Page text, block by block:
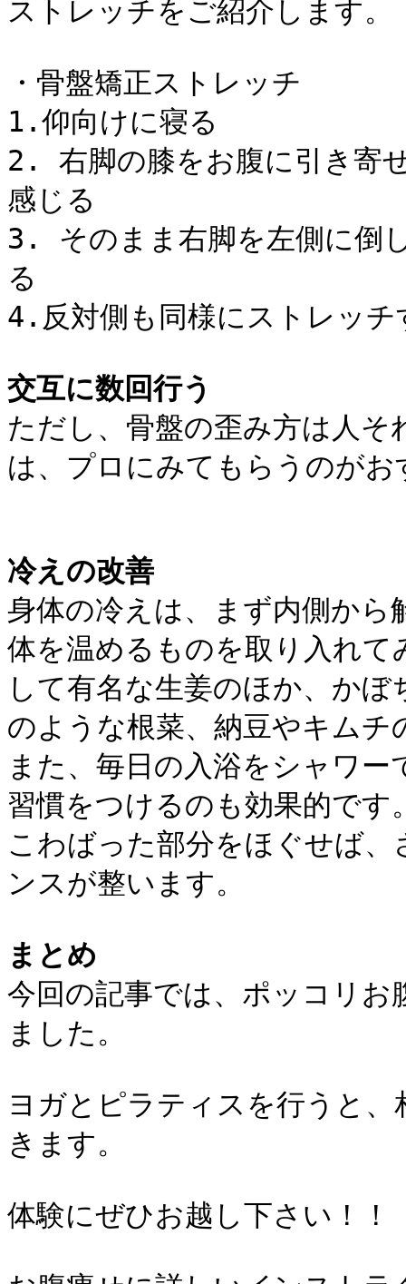
ストレッチをご紹介します。
・骨盤矯正ストレッチ
1.仰向けに寝る
2. 右脚の膝をお腹に引き寄
感じる
3. そのまま右脚を左側に倒
る
4.反対側も同様にストレッチ
交互に数回行う
ただし、骨盤の歪み方は人
は、プロにみてもらうのがお
冷えの改善
身体の冷えは、まず内側から
体を温めるものを取り入れ
して有名な生姜のほか、か
のような根菜、納豆やキム
また、毎日の入浴をシャワ
習慣をつけるのも効果的で
こわばった部分をほぐせば
ンスが整います。
まとめ
今回の記事では、ポッコリ
ました。
ヨガとピラティスを行うと
きます。
体験にぜひお越し下さい！！